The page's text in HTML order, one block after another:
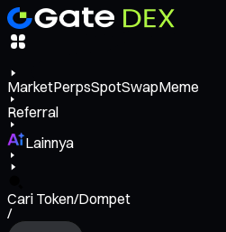
MarketPerpsSpotSwapMeme
Referral
Lainnya
Cari Token/Dompet
/